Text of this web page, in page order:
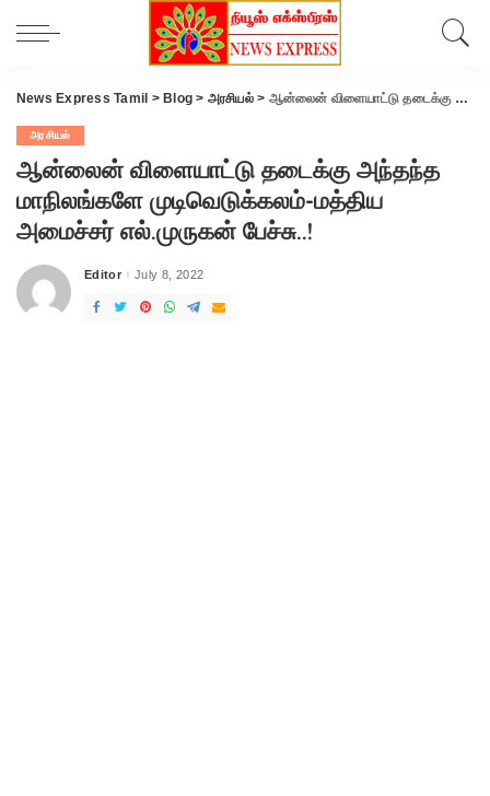
News Express Tamil > Blog > அரசியல்> ஆன்லைன் விளையாட்டு தடைக்கு அந்தந்த மாநிலங்களே முடிவெடுக்கலம்-மத்திய அமைச்சர் எல்.முருகன் பேச்சு..!
அரசியல்
ஆன்லைன் விளையாட்டு தடைக்கு அந்தந்த
மாநிலங்களே முடிவெடுக்கலம்-மத்திய
அமைச்சர் எல்.முருகன் பேச்சு..!
Posted
Editor July 8, 2022